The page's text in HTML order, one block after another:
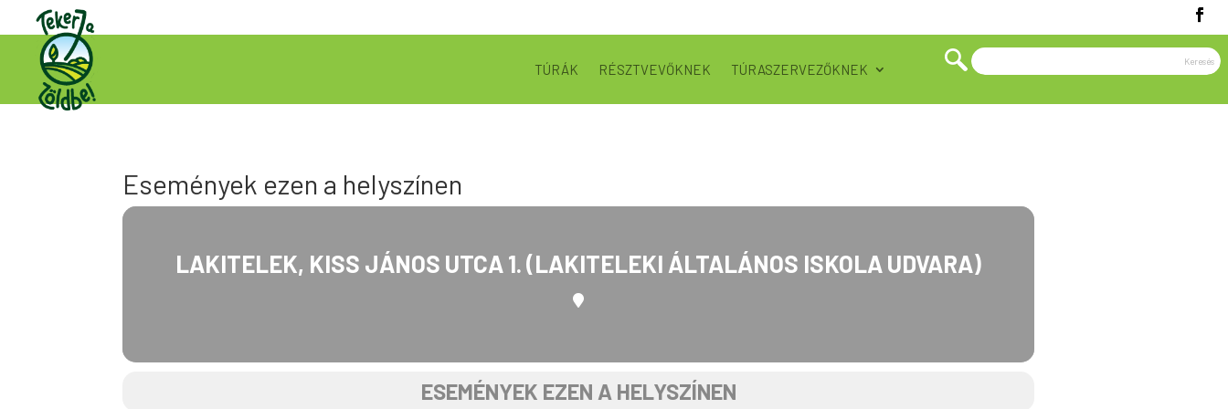
TÚRÁK RÉSZTVEVŐKNEK TÚRASZERVEZŐKNEK
Események ezen a helyszínen
LAKITELEK, KISS JÁNOS UTCA 1. (LAKITELEKI ÁLTALÁNOS ISKOLA UDVARA)
ESEMÉNYEK EZEN A HELYSZÍNEN